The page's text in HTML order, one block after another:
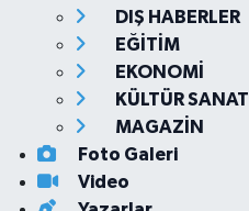
DIŞ HABERLER
EĞİTİM
EKONOMİ
KÜLTÜR SANAT
MAGAZİN
Foto Galeri
Video